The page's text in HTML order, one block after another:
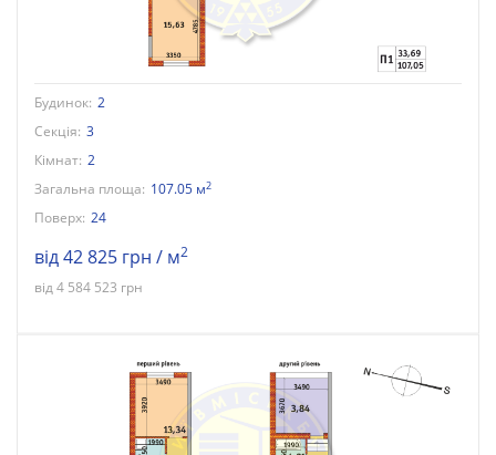
Будинок: 2
Секція: 3
Кімнат: 2
Загальна площа: 107.05 м2
Поверх: 24
від 42 825 грн / м2
від 4 584 523 грн